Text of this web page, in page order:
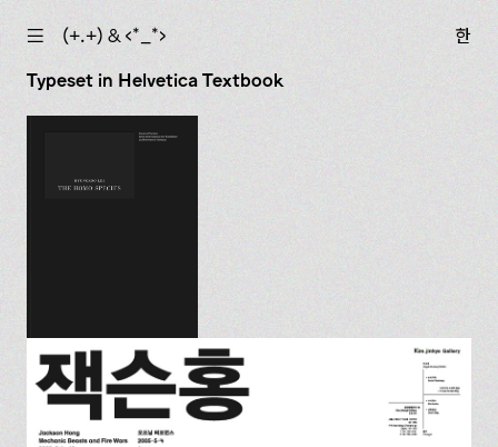
☰ (+.+) & ‹*_*›
한
Typeset in Helvetica Textbook